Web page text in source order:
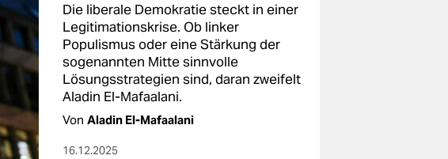
Die liberale Demokratie steckt in einer
Legitimationskrise. Ob linker
Populismus oder eine Stärkung der
sogenannten Mitte sinnvolle
Lösungsstrategien sind, daran zweifelt
Aladin El-Mafaalani.
Von Aladin El-Mafaalani
16.12.2025